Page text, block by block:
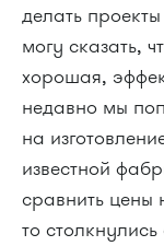
делать
могу сказать,
хорошая,
недавно мы
на
известной
сравнить
то